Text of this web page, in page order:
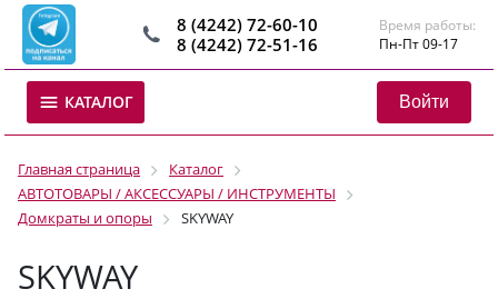
8 (4242) 72-60-10
8 (4242) 72-51-16
Время работы:
Пн-Пт 09-17
КАТАЛОГ Войти
Главная страница
Каталог
АВТОТОВАРЫ / АКСЕССУАРЫ / ИНСТРУМЕНТЫ
Домкраты и опоры
SKYWAY
SKYWAY